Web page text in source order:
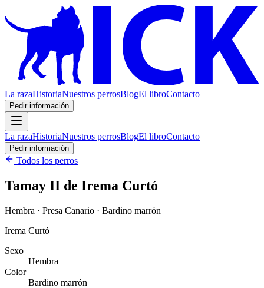
La razaHistoriaNuestros perrosBlogEl libroContacto
Pedir información
La razaHistoriaNuestros perrosBlogEl libroContacto
Pedir información
Todos los perros
Tamay II de Irema Curtó
Hembra · Presa Canario · Bardino marrón
Irema Curtó
Sexo
Hembra
Color
Bardino marrón